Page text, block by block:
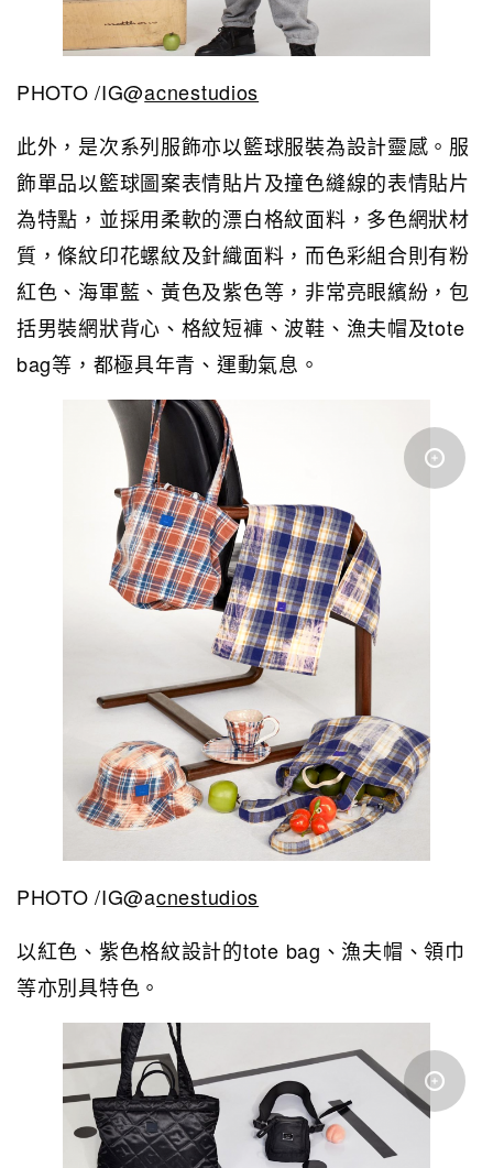
PHOTO /IG@acnestudios
此外，是次系列服飾亦以籃球服裝為設計靈感。服
飾單品以籃球圖案表情貼片及撞色縫線的表情貼片
為特點，並採用柔軟的漂白格紋面料，多色網狀材
質，條紋印花螺紋及針織面料，而色彩組合則有粉
紅色、海軍藍、黃色及紫色等，非常亮眼繽紛，包
括男裝網狀背心、格紋短褲、波鞋、漁夫帽及tote
bag等，都極具年青、運動氣息。
PHOTO /IG@acnestudios
以紅色、紫色格紋設計的tote bag、漁夫帽、領巾
等亦別具特色。